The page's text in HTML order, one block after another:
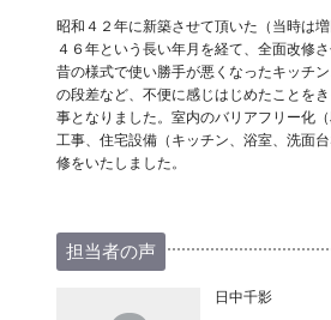
昭和４２年に新築させて頂いた（当時は増
４６年という長い年月を経て、全面改修さ
昔の様式で使い勝手が悪くなったキッチ
の段差など、不便に感じはじめたことを
事となりました。室内のバリアフリー化
工事、住宅設備（キッチン、浴室、洗面
修をいたしました。
担当者の声
日中千影